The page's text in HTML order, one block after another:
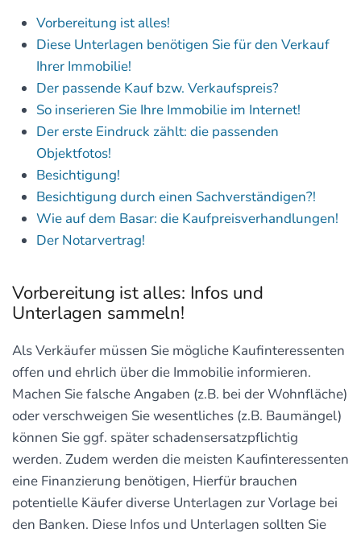
Vorbereitung ist alles!
Diese Unterlagen benötigen Sie für den Verkauf
Ihrer Immobilie!
Der passende Kauf bzw. Verkaufspreis?
So inserieren Sie Ihre Immobilie im Internet!
Der erste Eindruck zählt: die passenden
Objektfotos!
Besichtigung!
Besichtigung durch einen Sachverständigen?!
Wie auf dem Basar: die Kaufpreisverhandlungen!
Der Notarvertrag!
Vorbereitung ist alles: Infos und
Unterlagen sammeln!
Als Verkäufer müssen Sie mögliche Kaufinteressenten
offen und ehrlich über die Immobilie informieren.
Machen Sie falsche Angaben (z.B. bei der Wohnfläche)
oder verschweigen Sie wesentliches (z.B. Baumängel)
können Sie ggf. später schadensersatzpflichtig
werden. Zudem werden die meisten Kaufinteressenten
eine Finanzierung benötigen, Hierfür brauchen
potentielle Käufer diverse Unterlagen zur Vorlage bei
den Banken. Diese Infos und Unterlagen sollten Sie